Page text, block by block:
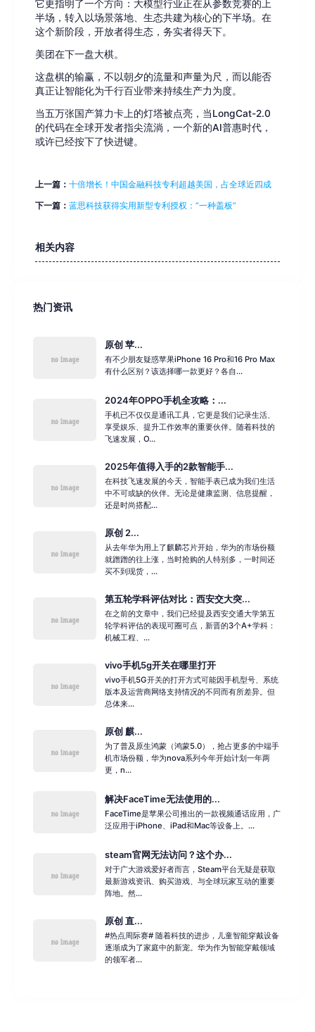
它更指明了一个方向：大模型行业正在从参数竞赛的上
半场，转入以场景落地、生态共建为核心的下半场。在
这个新阶段，开放者得生态，务实者得天下。
美团在下一盘大棋。
这盘棋的输赢，不以朝夕的流量和声量为尺，而以能否
真正让智能化为千行百业带来持续生产力为度。
当五万张国产算力卡上的灯塔被点亮，当LongCat-2.0
的代码在全球开发者指尖流淌，一个新的AI普惠时代，
或许已经按下了快进键。
上一篇： 十倍增长！中国金融科技专利超越美国，占全球近四成
下一篇： 蓝思科技获得实用新型专利授权：“一种盖板”
相关内容
热门资讯
原创 苹...
有不少朋友疑惑苹果iPhone 16 Pro和16 Pro Max
有什么区别？该选择哪一款更好？各自...
2024年OPPO手机全攻略：...
手机已不仅仅是通讯工具，它更是我们记录生活、
享受娱乐、提升工作效率的重要伙伴。随着科技的
飞速发展，O...
2025年值得入手的2款智能手...
在科技飞速发展的今天，智能手表已成为我们生活
中不可或缺的伙伴。无论是健康监测、信息提醒，
还是时尚搭配...
原创 2...
从去年华为用上了麒麟芯片开始，华为的市场份额
就蹭蹭的往上涨，当时抢购的人特别多，一时间还
买不到现货，...
第五轮学科评估对比：西安交大突...
在之前的文章中，我们已经提及西安交通大学第五
轮学科评估的表现可圈可点，新晋的3个A+学科：
机械工程、...
vivo手机5g开关在哪里打开
vivo手机5G开关的打开方式可能因手机型号、系统
版本及运营商网络支持情况的不同而有所差异。但
总体来...
原创 麒...
为了普及原生鸿蒙（鸿蒙5.0），抢占更多的中端手
机市场份额，华为nova系列今年开始计划一年两
更，n...
解决FaceTime无法使用的...
FaceTime是苹果公司推出的一款视频通话应用，广
泛应用于iPhone、iPad和Mac等设备上。...
steam官网无法访问？这个办...
对于广大游戏爱好者而言，Steam平台无疑是获取
最新游戏资讯、购买游戏、与全球玩家互动的重要
阵地。然...
原创 直...
#热点周际赛# 随着科技的进步，儿童智能穿戴设备
逐渐成为了家庭中的新宠。华为作为智能穿戴领域
的领军者...